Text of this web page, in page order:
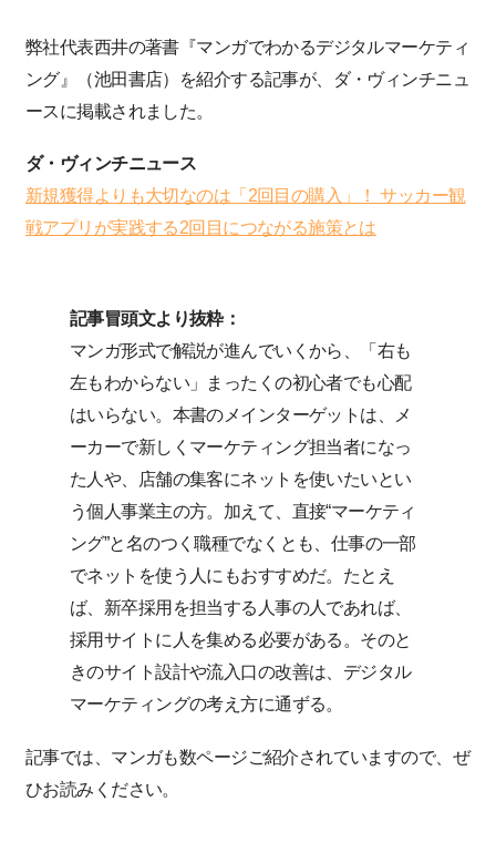
弊社代表西井の著書『マンガでわかるデジタルマーケティ
ング』（池田書店）を紹介する記事が、ダ・ヴィンチニュ
ースに掲載されました。
ダ・ヴィンチニュース
新規獲得よりも大切なのは「2回目の購入」！ サッカー観
戦アプリが実践する2回目につながる施策とは
記事冒頭文より抜粋：
マンガ形式で解説が進んでいくから、「右も
左もわからない」まったくの初心者でも心配
はいらない。本書のメインターゲットは、メ
ーカーで新しくマーケティング担当者になっ
た人や、店舗の集客にネットを使いたいとい
う個人事業主の方。加えて、直接“マーケティ
ング”と名のつく職種でなくとも、仕事の一部
でネットを使う人にもおすすめだ。たとえ
ば、新卒採用を担当する人事の人であれば、
採用サイトに人を集める必要がある。そのと
きのサイト設計や流入口の改善は、デジタル
マーケティングの考え方に通ずる。
記事では、マンガも数ページご紹介されていますので、ぜ
ひお読みください。